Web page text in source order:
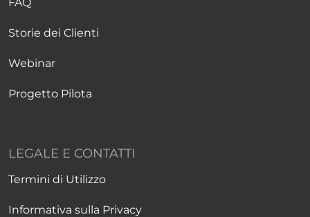
Storie dei Clienti
Webinar
Progetto Pilota
LEGALE E CONTATTI
Termini di Utilizzo
Informativa sulla Privacy